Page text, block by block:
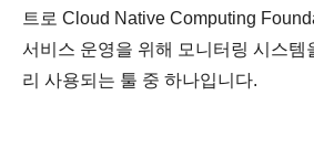
트로 Cloud Native Computing
서비스 운영을 위해 모니터링 시스템
리 사용되는 툴 중 하나입니다.